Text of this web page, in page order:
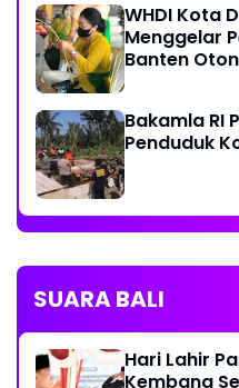
WHDI Kota
Menggelar
Banten
Bakamla RI
Penduduk
SUARA BALI
Hari Lahir
Kembang